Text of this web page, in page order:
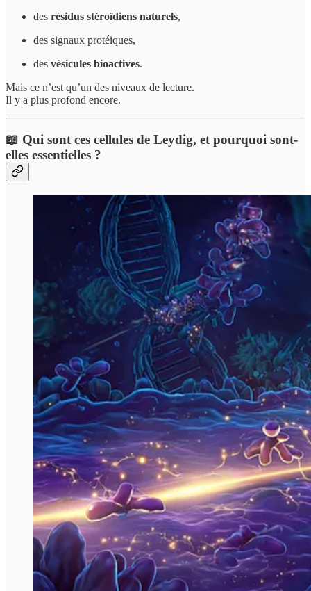
des résidus stéroïdiens naturels,
des signaux protéiques,
des vésicules bioactives.
Mais ce n’est qu’un des niveaux de lecture.
Il y a plus profond encore.
📖 Qui sont ces cellules de Leydig, et pourquoi sont-
elles essentielles ?